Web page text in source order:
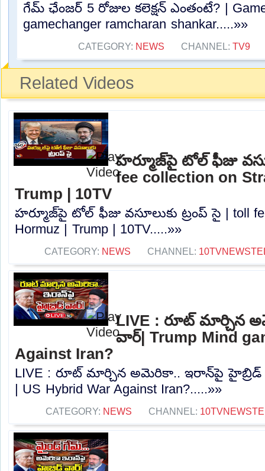
గేమ్ ఛేంజర్ 5 రోజుల కలెక్షన్ ఎంతంటే? |
gamechanger ramcharan shankar.....»»
CATEGORY: NEWS CHANNEL: TV9
Related Videos
హర్మూజ్‌పై టోల్‌ ఫీజు
fee collection on
Trump | 10TV
హర్మూజ్‌పై టోల్‌ ఫీజు వసూలుకు ట్రంప్‌ సై | toll
Hormuz | Trump | 10TV.....»»
CATEGORY: NEWS CHANNEL:
LIVE : రూట్ మార్చిన
వార్| Trump Mind
Against Iran?
LIVE : రూట్ మార్చిన అమెరికా.. ఇరాన్‎పై హైబ్రిడ్
| US Hybrid War Against Iran?.....»»
CATEGORY: NEWS CHANNEL: